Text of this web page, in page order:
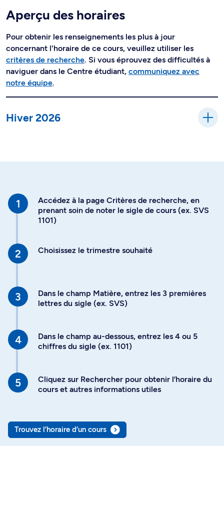
Aperçu des horaires
Pour obtenir les renseignements les plus à jour
concernant l'horaire de ce cours, veuillez utiliser les
critères de recherche. Si vous éprouvez des difficultés à
naviguer dans le Centre étudiant, communiquez avec
notre équipe.
Hiver 2026
Accédez à la page Critères de recherche, en
prenant soin de noter le sigle de cours (ex. SVS
1101)
Choisissez le trimestre souhaité
Dans le champ Matière, entrez les 3 premières
lettres du sigle (ex. SVS)
Dans le champ au-dessous, entrez les 4 ou 5
chiffres du sigle (ex. 1101)
Cliquez sur Rechercher pour obtenir l’horaire du
cours et autres informations utiles
Trouvez l’horaire d’un cours